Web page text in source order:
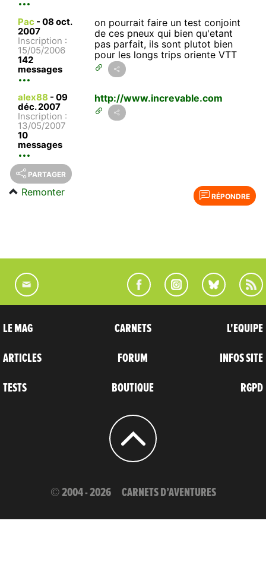
Pac - 08 oct.
2007
Inscription :
15/05/2006
142
messages
on pourrait faire un test conjoint
de ces pneux qui bien qu'etant
pas parfait, ils sont plutot bien
pour les longs trips oriente VTT
alex88 - 09
déc. 2007
Inscription :
13/05/2007
10
messages
http://www.increvable.com
PARTAGER
RÉPONDRE
Remonter
LE MAG
ARTICLES
TESTS
CARNETS
FORUM
BOUTIQUE
L'EQUIPE
INFOS SITE
RGPD
© 2004 - 2026 CARNETS D’AVENTURES